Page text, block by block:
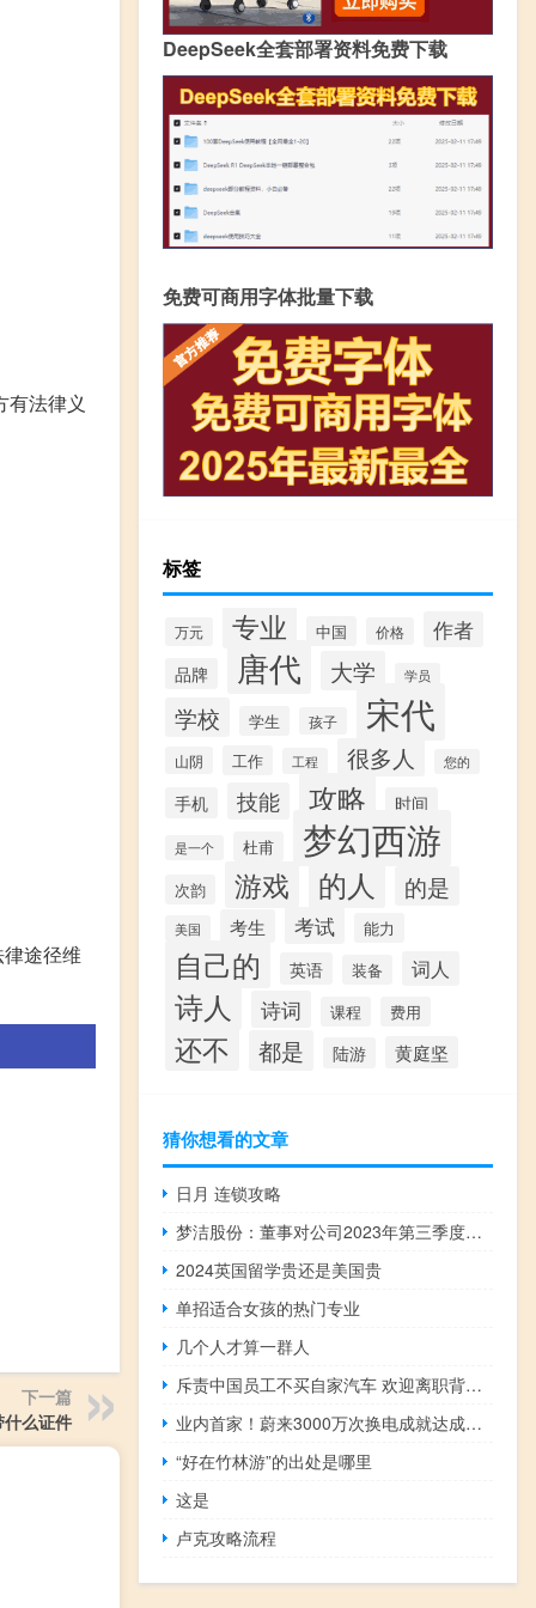
有法律义
途径维
下一篇
么证件
DeepSeek全套部署资料免费下载
免费可商用字体批量下载
标签
万元 专业 中国 价格 作者
品牌 唐代 大学 学员
学校 学生 孩子 宋代
山阴 工作 工程 很多人 您的
手机 技能 攻略 时间
是一个 杜甫 梦幻西游
次韵 游戏 的人 的是
美国 考生 考试 能力
自己的 英语 装备 词人
诗人 诗词 课程 费用
还不 都是 陆游 黄庭坚
猜你想看的文章
日月 连锁攻略
梦洁股份：董事对公司2023年第三季度报告表决“弃权”意见
2024英国留学贵还是美国贵
单招适合女孩的热门专业
几个人才算一群人
斥责中国员工不买自家汽车 欢迎离职背后！韩国宾利捷尼赛思在华亏30亿
业内首家！蔚来3000万次换电成就达成：累计建成1937座换电站
“好在竹林游”的出处是哪里
这是
卢克攻略流程